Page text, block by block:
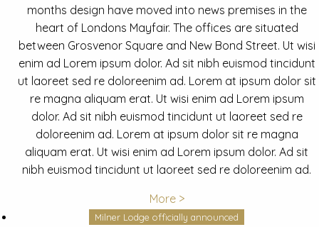
months design have moved into news premises in the
heart of Londons Mayfair. The offices are situated
between Grosvenor Square and New Bond Street. Ut wisi
enim ad Lorem ipsum dolor. Ad sit nibh euismod tincidunt
ut laoreet sed re doloreenim ad. Lorem at ipsum dolor sit
re magna aliquam erat. Ut wisi enim ad Lorem ipsum
dolor. Ad sit nibh euismod tincidunt ut laoreet sed re
doloreenim ad. Lorem at ipsum dolor sit re magna
aliquam erat. Ut wisi enim ad Lorem ipsum dolor. Ad sit
nibh euismod tincidunt ut laoreet sed re doloreenim ad.
More >
Milner Lodge officially announced